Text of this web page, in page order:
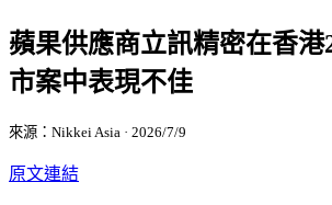
蘋果供應商立訊精密在香港
市案中表現不佳
來源：Nikkei Asia · 2026/7/9
原文連結